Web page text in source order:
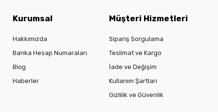
Kurumsal
Hakkımızda
Banka Hesap Numaraları
Blog
Haberler
Müşteri Hizmetleri
Sipariş Sorgulama
Teslimat ve Kargo
İade ve Değişim
Kullanım Şartları
Gizlilik ve Güvenlik